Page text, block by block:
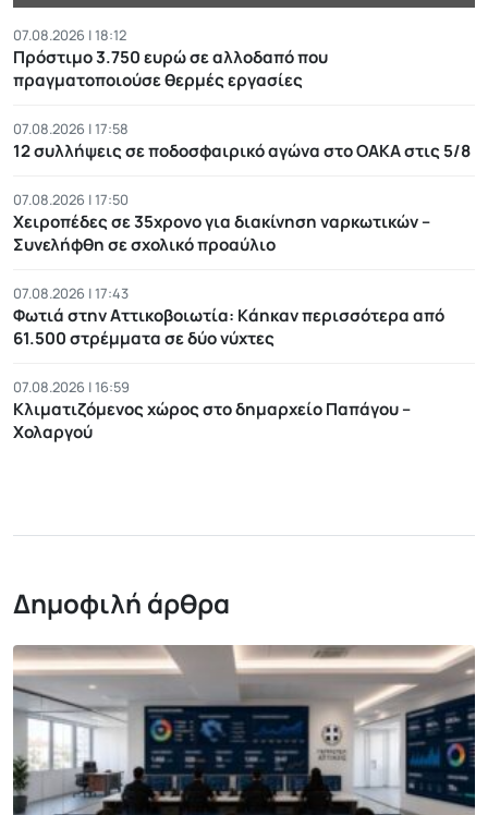
07.08.2026 | 18:12
Πρόστιμο 3.750 ευρώ σε αλλοδαπό που
πραγματοποιούσε θερμές εργασίες
07.08.2026 | 17:58
12 συλλήψεις σε ποδοσφαιρικό αγώνα στο ΟΑΚΑ στις 5/8
07.08.2026 | 17:50
Χειροπέδες σε 35χρονο για διακίνηση ναρκωτικών –
Συνελήφθη σε σχολικό προαύλιο
07.08.2026 | 17:43
Φωτιά στην Αττικοβοιωτία: Kάηκαν περισσότερα από
61.500 στρέμματα σε δύο νύχτες
07.08.2026 | 16:59
Κλιματιζόμενος χώρος στο δημαρχείο Παπάγου –
Χολαργού
Δημοφιλή άρθρα